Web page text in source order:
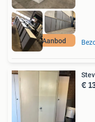
Divers Aanbod
€